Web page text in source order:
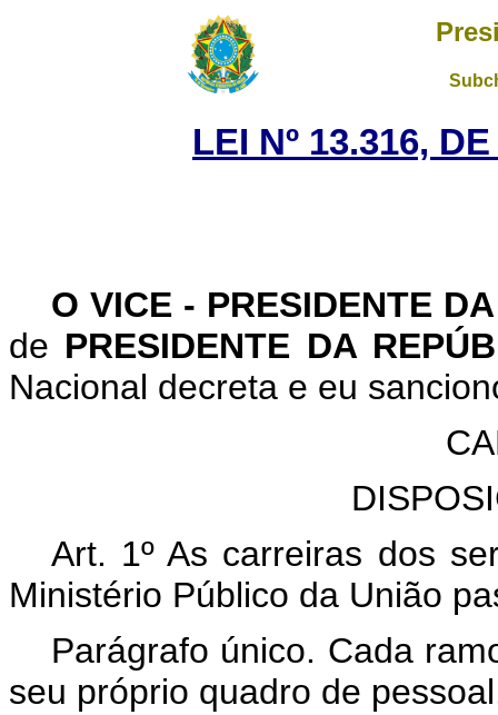
LEI Nº 13.316,
O VICE - PRESIDENTE
de PRESIDENTE DA
Nacional decreta e eu
Art. 1º As carreiras dos
Ministério Público da União
Parágrafo único. Cada
seu próprio quadro de